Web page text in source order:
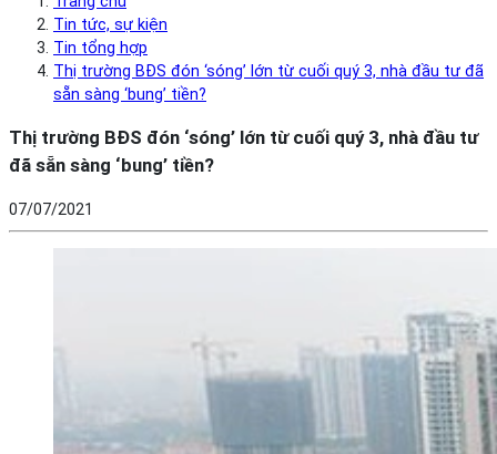
Tin tức, sự kiện
Tin tổng hợp
Thị trường BĐS đón ‘sóng’ lớn từ cuối quý 3, nhà đầu tư đã
sẵn sàng ‘bung’ tiền?
Thị trường BĐS đón ‘sóng’ lớn từ cuối quý 3, nhà đầu tư
đã sẵn sàng ‘bung’ tiền?
07/07/2021